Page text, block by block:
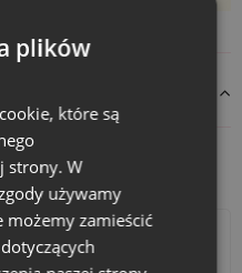
eleganckiemu
prezentowe,
nadruku logo firmy
świetnym narzędziem
rozpoznawalność marki.
woreczków jest
z przepisami:
produkty:
plików
które są
strony. W
używamy
zamieścić